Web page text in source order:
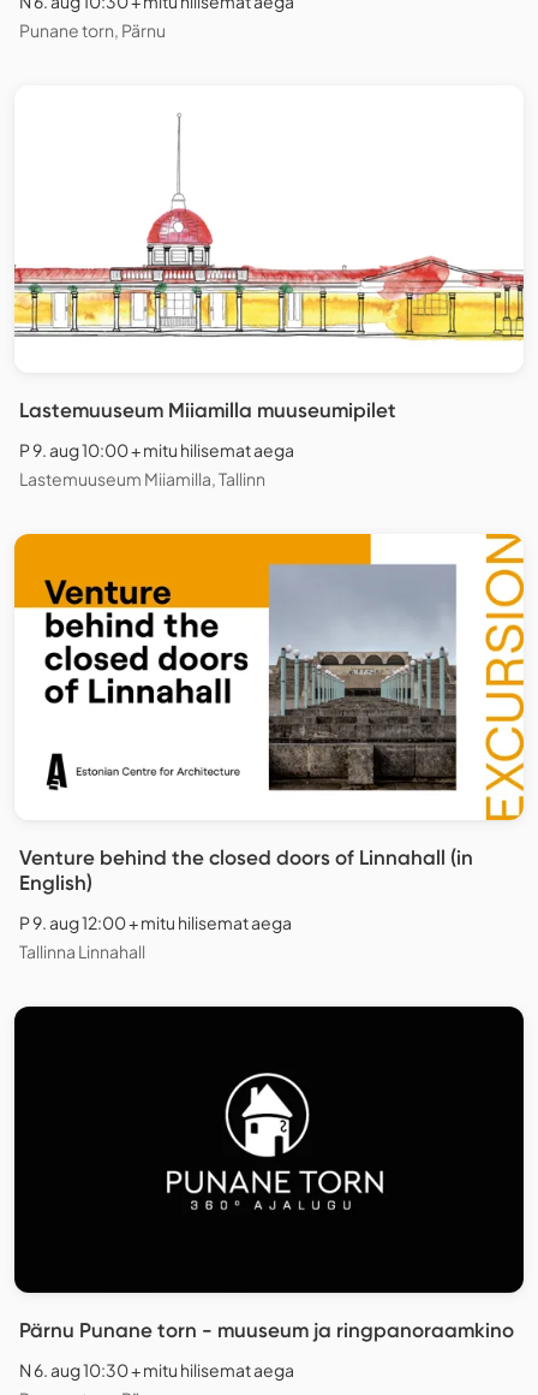
Punane torn, Pärnu
Lastemuuseum Miiamilla muuseumipilet
P 9. aug 10:00 + mitu hilisemat aega
Lastemuuseum Miiamilla, Tallinn
Venture behind the closed doors of Linnahall (in
English)
P 9. aug 12:00 + mitu hilisemat aega
Tallinna Linnahall
Pärnu Punane torn - muuseum ja ringpanoraamkino
N 6. aug 10:30 + mitu hilisemat aega